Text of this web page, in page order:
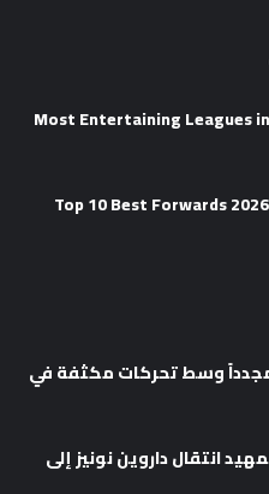
2026 Most Entertaining
Top 10 Best Forwards
مجدداً وسط تحركات مكثفة في
انتقال داروين نونيز إلى